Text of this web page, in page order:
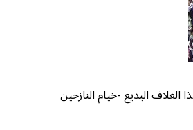
البديع -خيام النازحين